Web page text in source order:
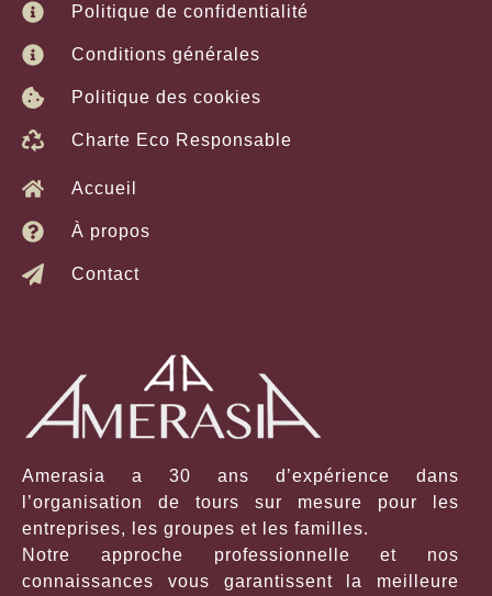
Amerasia a 30 ans d’expérience dans
l’organisation de tours sur mesure pour les
entreprises, les groupes et les familles.
Notre approche professionnelle et nos
connaissances vous garantissent la meilleure
Politique de confidentialité
Conditions générales
Politique des cookies
Charte Eco Responsable
Accueil
À propos
Contact